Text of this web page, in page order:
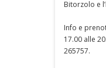
Bitorzolo e
Info e
17.00 alle
265757.